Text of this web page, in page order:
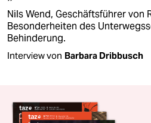
Nils Wend, Geschäftsführer von
Besonderheiten des
Behinderung.
Interview von Barbara Dribbusch